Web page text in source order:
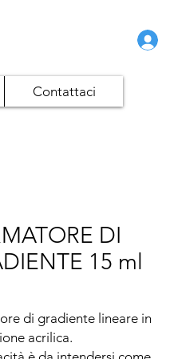
Contattaci
DI
15 ml
di gradiente lineare in
acrilica.